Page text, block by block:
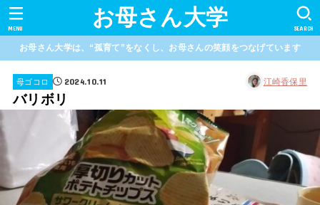
お母さん大学 SEARCH
MENU
お母さん大学は、“孤育て”をなくし、お母さんの笑顔をつなげています
母ゴコロ 2024.10.11 江崎香保里
バリボリ